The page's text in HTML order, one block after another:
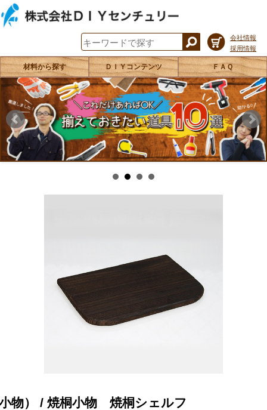
会社情報
採用情報
材料から探す ＤＩＹコンテンツ ＦＡＱ
物） / 焼桐小物 焼桐シェルフ